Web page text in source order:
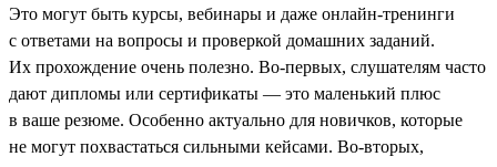
Это могут быть курсы, вебинары и даже онлайн-тренинги
с ответами на вопросы и проверкой домашних заданий.
Их прохождение очень полезно. Во-первых, слушателям часто
дают дипломы или сертификаты — это маленький плюс
в ваше резюме. Особенно актуально для новичков, которые
не могут похвастаться сильными кейсами. Во-вторых,